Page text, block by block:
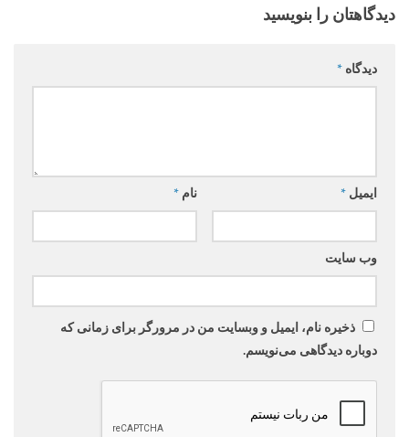
دیدگاهتان را بنویسید
دیدگاه *
نام * ایمیل *
وب‌ سایت
ذخیره نام، ایمیل و وبسایت من در مرورگر برای زمانی که
دوباره دیدگاهی می‌نویسم.